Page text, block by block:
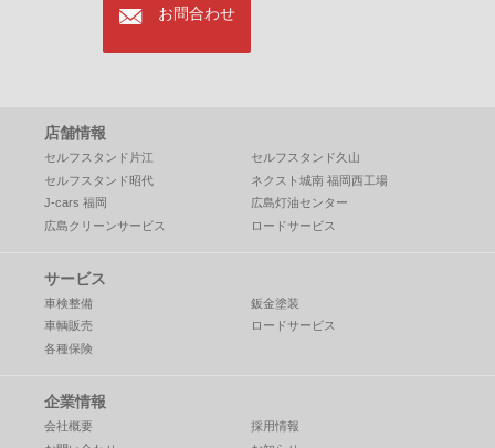
mail お問合わせ
店舗情報
セルフスタンド片江
セルフスタンド久山
セルフスタンド昭代
ネクスト城南 福岡西工場
J-cars 福岡
広島灯油センター
広島クリーンサービス
ロードサービス
サービス
車検整備
鈑金塗装
車輌販売
ロードサービス
各種保険
企業情報
会社概要
採用情報